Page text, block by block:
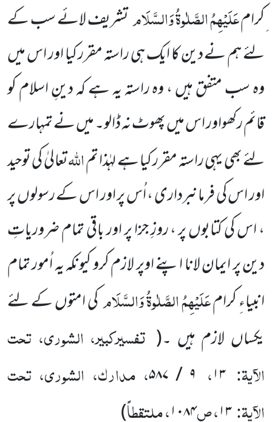
ِکرامعَلَیْہِمُ الصَّلٰوۃُ وَالسَّلَامتشریف لائے سب کے
لئے ہم نے دین کا ایک ہی راستہ مقرر کیا اور اس میں
وہ سب متفق ہیں ، وہ راستہ یہ ہے کہ دینِ اسلام کو
قائم رکھواور اس میں پھوٹ نہ ڈالو۔ میں نے تمہارے
لئے بھی یہی راستہ مقرر کیا ہے لہٰذا تماللہتعالیٰ کی توحید
اور اس کی فرمانبرداری ، اُس پر اور اس کے رسولوں پر
، اس کی کتابوں پر ، روزِ جزا پر اور باقی تمام ضروریاتِ
دین پر ایمان لانا اپنے اوپر لازم کرو کیونکہ یہ اُمور تمام
انبیاءِ کرامعَلَیْہِمُ الصَّلٰوۃُ وَالسَّلَامکی امتوں کے لئے
یکساں لازم ہیں ۔( تفسیرکبیر، الشوری، تحت
الآیۃ: ۱۳، ۹ / ۵۸۷
، مدارک، الشوری، تحت
الآیۃ:۱۳، ص۱۰۸۴، ملتقطاً)